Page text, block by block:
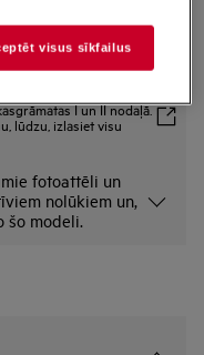
I un II nodaļā.
lūdzu, izlasiet visu
fotoattēli un
nolūkiem un,
šo modeli.
visus sīkfailus